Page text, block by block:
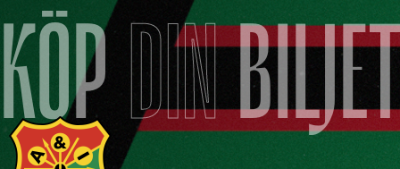
KÖPDIN